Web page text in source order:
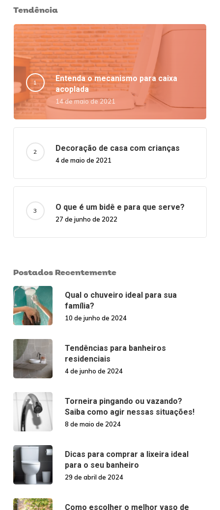
Tendência
Entenda o mecanismo para caixa
acoplada
14 de maio de 2021
Decoração de casa com crianças
4 de maio de 2021
O que é um bidê e para que serve?
27 de junho de 2022
Postados Recentemente
Qual o chuveiro ideal para sua
família?
10 de junho de 2024
Tendências para banheiros
residenciais
4 de junho de 2024
Torneira pingando ou vazando?
Saiba como agir nessas situações!
8 de maio de 2024
Dicas para comprar a lixeira ideal
para o seu banheiro
29 de abril de 2024
Como escolher o melhor vaso de